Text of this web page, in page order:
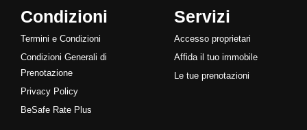
Condizioni
Termini e Condizioni
Condizioni Generali di
Prenotazione
Privacy Policy
BeSafe Rate Plus
Servizi
Accesso proprietari
Affida il tuo immobile
Le tue prenotazioni